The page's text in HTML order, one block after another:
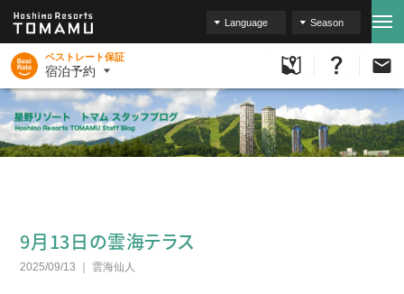
Language Season
ベストレート保証
宿泊予約
9月13日の雲海テラス
2025/09/13 雲海仙人